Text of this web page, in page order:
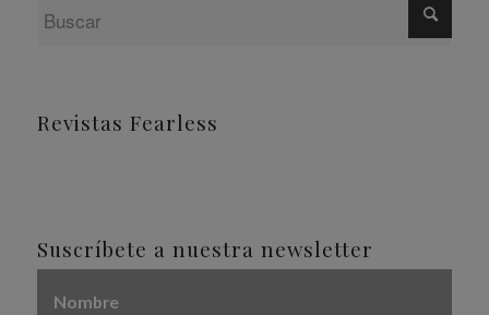
Revistas Fearless
Suscríbete a nuestra newsletter
Nombre